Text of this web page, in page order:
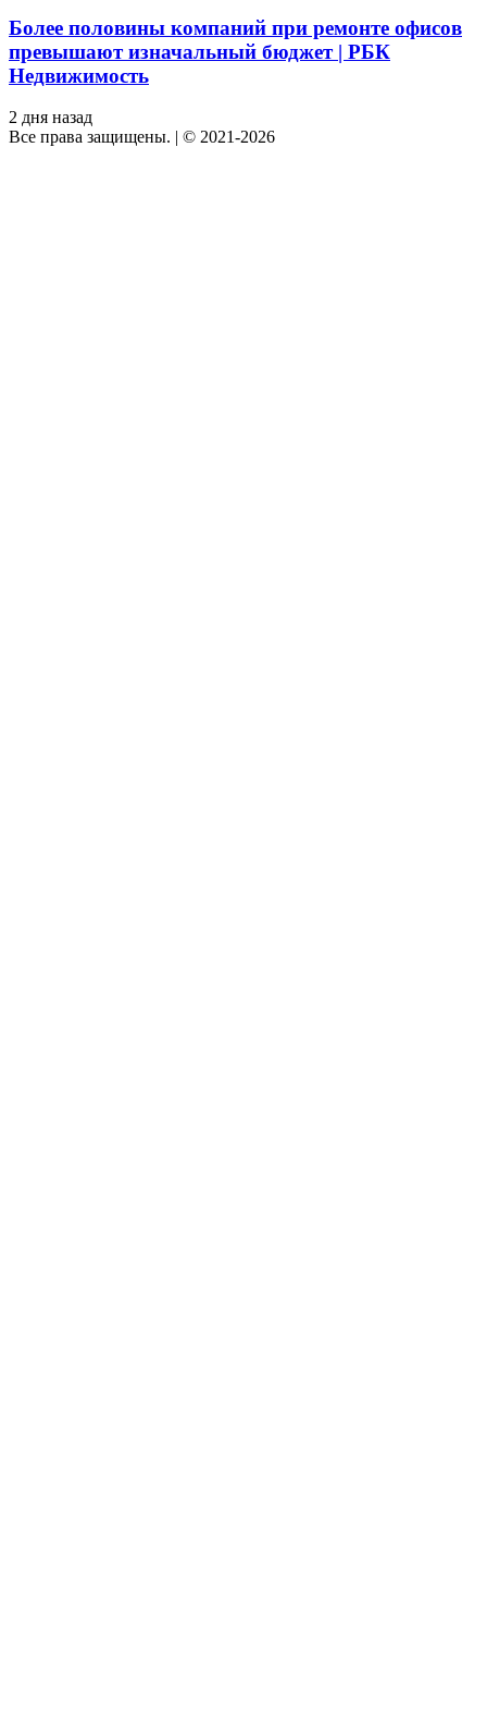
Более половины компаний при ремонте офисов
превышают изначальный бюджет | РБК
Недвижимость
2 дня назад
Все права защищены. | © 2021-2026